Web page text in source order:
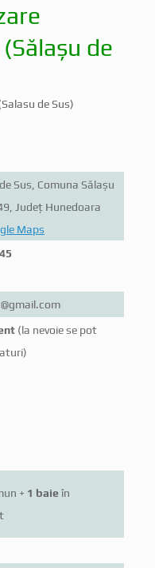
de
de Sus)
Sus, Comuna Sălașu
Județ Hunedoara
Maps
(la nevoie se pot
+ 1 baie în